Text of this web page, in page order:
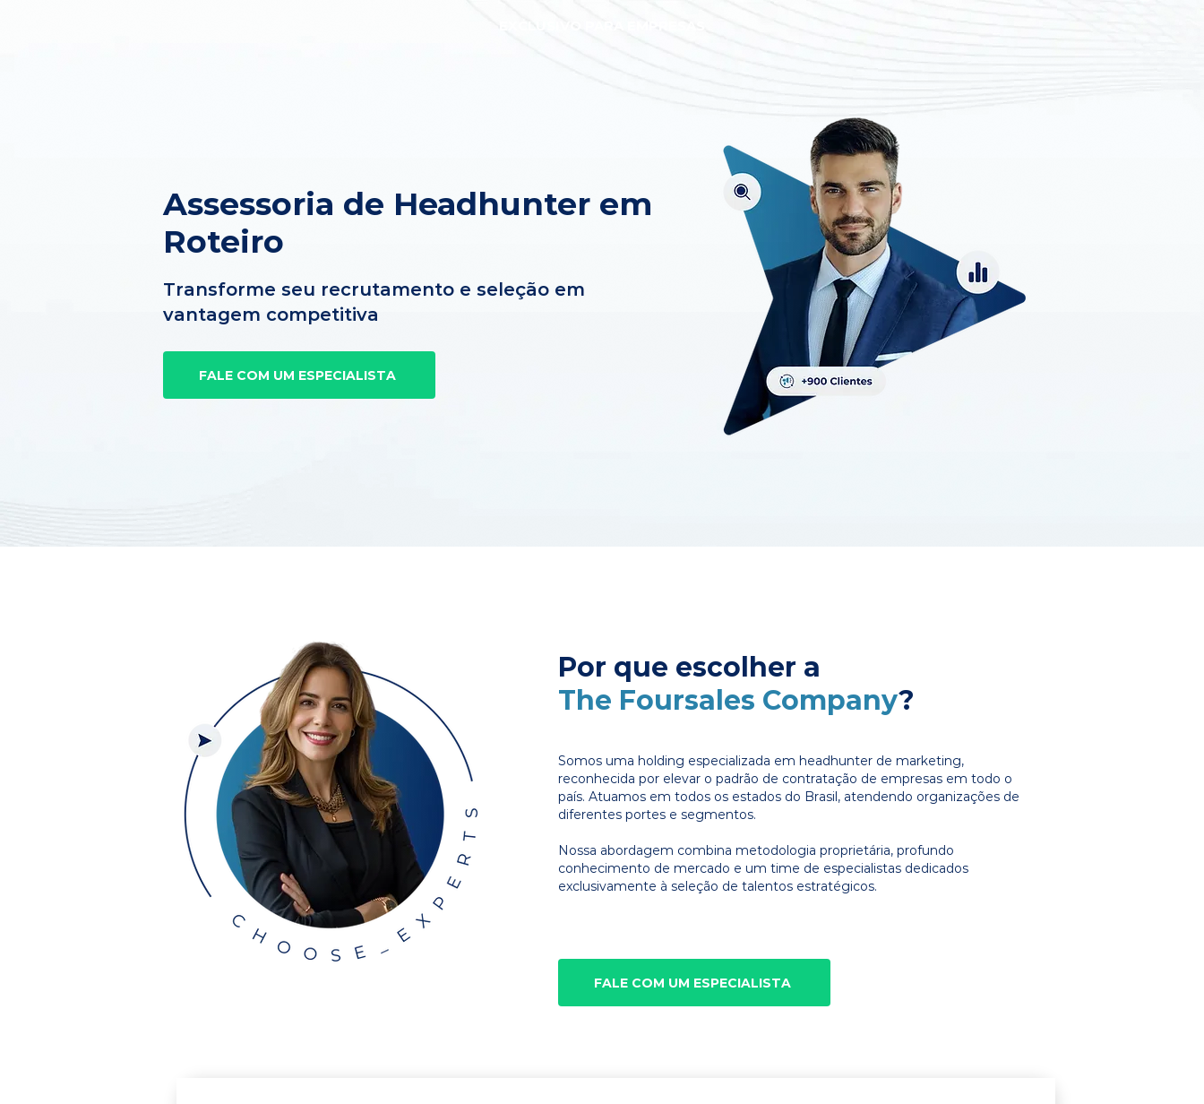
Assessoria de Headhunter em
Roteiro
Transforme seu recrutamento e seleção em
vantagem competitiva
FALE COM UM ESPECIALISTA
Por que escolher a
The Foursales Company?
Somos uma holding especializada em headhunter de marketing,
reconhecida por elevar o padrão de contratação de empresas em todo o
país. Atuamos em todos os estados do Brasil, atendendo organizações de
diferentes portes e segmentos.
Nossa abordagem combina metodologia proprietária, profundo
conhecimento de mercado e um time de especialistas dedicados
exclusivamente à seleção de talentos estratégicos.
FALE COM UM ESPECIALISTA